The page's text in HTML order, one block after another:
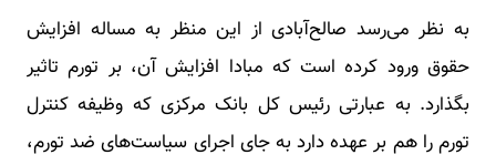
به نظر می‌رسد صالح‌آبادی از این منظر به مساله افزایش
حقوق ورود کرده است که مبادا افزایش آن، بر تورم تاثیر
بگذارد. به عبارتی رئیس کل بانک مرکزی که وظیفه کنترل
تورم را هم بر عهده دارد به جای اجرای سیاست‌های ضد تورم،